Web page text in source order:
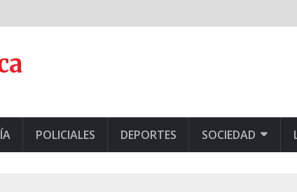
POLICIALES DEPORTES SOCIEDAD